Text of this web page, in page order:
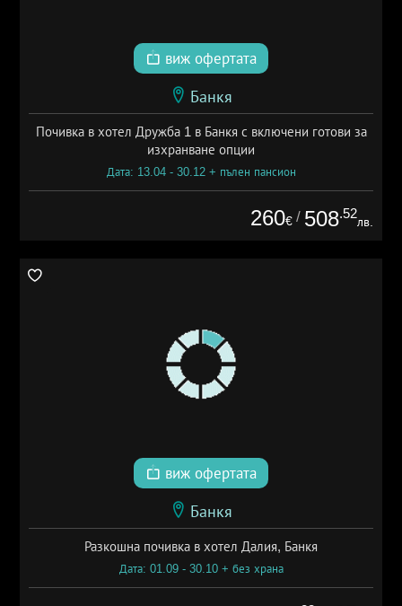
виж офертата
Банкя
Почивка в хотел Дружба 1 в Банкя с включени готови за
изхранване опции
Дата: 13.04 - 30.12 + пълен пансион
260€ / 508.52
лв.
виж офертата
Банкя
Разкошна почивка в хотел Далия, Банкя
Дата: 01.09 - 30.10 + без храна